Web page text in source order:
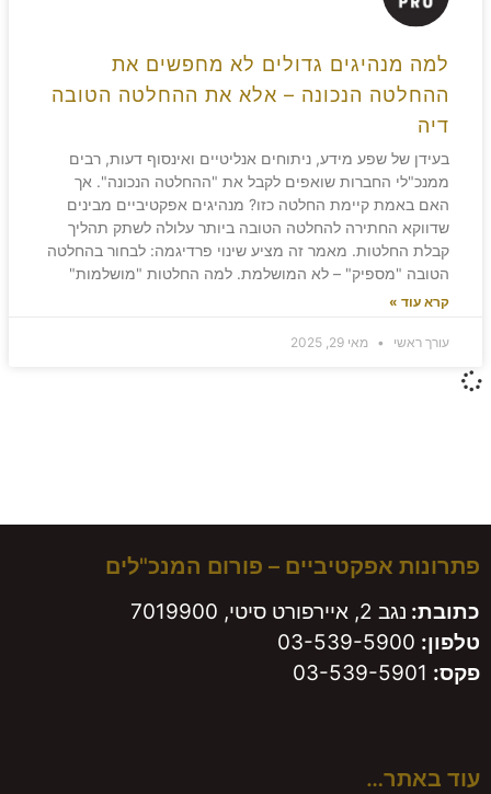
למה מנהיגים גדולים לא מחפשים את
ההחלטה הנכונה – אלא את ההחלטה הטובה
דיה
בעידן של שפע מידע, ניתוחים אנליטיים ואינסוף דעות, רבים
ממנכ"לי החברות שואפים לקבל את "ההחלטה הנכונה". אך
האם באמת קיימת החלטה כזו? מנהיגים אפקטיביים מבינים
שדווקא החתירה להחלטה הטובה ביותר עלולה לשתק תהליך
קבלת החלטות. מאמר זה מציע שינוי פרדיגמה: לבחור בהחלטה
הטובה "מספיק" – לא המושלמת. למה החלטות "מושלמות"
קרא עוד »
עורך ראשי מאי 29, 2025
פתרונות אפקטיביים – פורום המנכ"לים
כתובת: נגב 2, איירפורט סיטי, 7019900
טלפון: 03-539-5900
פקס:
עוד באתר…